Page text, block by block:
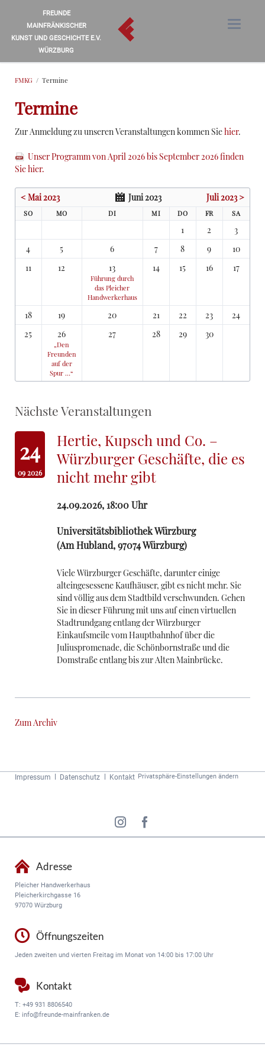
FREUNDE
MAINFRÄNKISCHER
KUNST UND GESCHICHTE E.V.
WÜRZBURG
FMKG Termine
Termine
Zur Anmeldung zu unseren Veranstaltungen kommen Siehier.
Unser Programm von April 2026 bis September 2026 finden
Sie hier.
< Mai 2023 Juni 2023 Juli 2023 >
SO MO DI MI DO FR SA
1 2
3
4
5 6 7 8 9
10
11
12 13
Führung durch
das Pleicher
Handwerkerhaus
14 15 16 17
18 19 20 21 22 23
24
25
26
„Den
Freunden
auf der
Spur …“
27 28 29 30
Nächste Veranstaltungen
24
09 2026
Hertie, Kupsch und Co. –
Würzburger Geschäfte, die es
nicht mehr gibt
24.09.2026, 18:00Uhr
Universitätsbibliothek Würzburg
(Am Hubland, 97074 Würzburg)
Viele Würzburger Geschäfte, darunter einige
alteingesessene Kaufhäuser, gibt es nicht mehr. Sie
sind völlig aus dem Stadtbild verschwunden. Gehen
Sie in dieser Führung mit uns auf einen virtuellen
Stadtrundgang entlang der Würzburger
Einkaufsmeile vom Hauptbahnhof über die
Juliuspromenade, die Schönbornstraße und die
Domstraße entlang bis zur Alten Mainbrücke.
Zum Archiv
Navigation
Impressum Datenschutz Kontakt Privatsphäre-Einstellungen ändern
Adresse
Pleicher Handwerkerhaus
Pleicherkirchgasse 16
97070 Würzburg
Öffnungszeiten
Jeden zweiten und vierten Freitag im Monat von 14:00 bis 17:00 Uhr
Kontakt
T: +49 931 8806540
E: info@freunde-mainfranken.de